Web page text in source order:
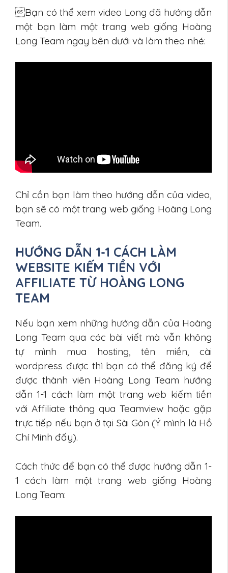
Bạn có thể xem video Long đã hướng dẫn
một bạn làm một trang web giống Hoàng
Long Team ngay bên dưới và làm theo nhé:
Chỉ cần bạn làm theo hướng dẫn của video,
bạn sẽ có một trang web giống Hoàng Long
Team.
HƯỚNG DẪN 1-1 CÁCH LÀM
WEBSITE KIẾM TIỀN VỚI
AFFILIATE TỪ HOÀNG LONG
TEAM
Nếu bạn xem những hướng dẫn của Hoàng
Long Team qua các bài viết mà vẫn không
tự mình mua hosting, tên miền, cài
wordpress được thì bạn có thể đăng ký để
được thành viên Hoàng Long Team hướng
dẫn 1-1 cách làm một trang web kiếm tiền
với Affiliate thông qua Teamview hoặc gặp
trực tiếp nếu bạn ở tại Sài Gòn (Ý mình là Hồ
Chí Minh đấy).
Cách thức để bạn có thể được hướng dẫn 1-
1 cách làm một trang web giống Hoàng
Long Team: